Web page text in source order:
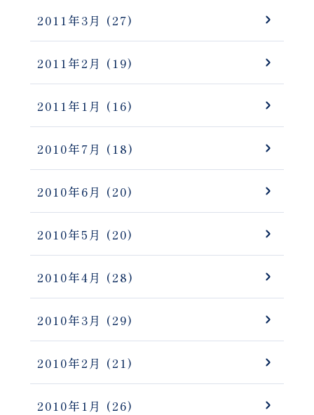
2011年3月 (27)
2011年2月 (19)
2011年1月 (16)
2010年7月 (18)
2010年6月 (20)
2010年5月 (20)
2010年4月 (28)
2010年3月 (29)
2010年2月 (21)
2010年1月 (26)